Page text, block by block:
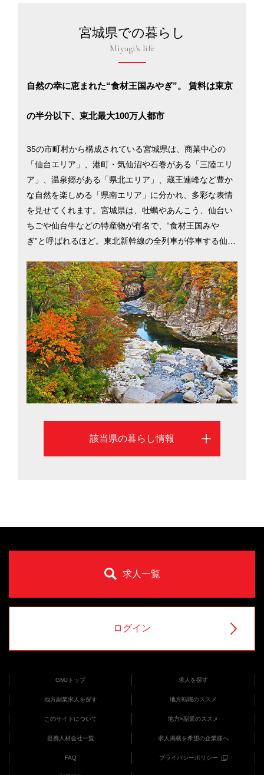
宮城県での暮らし
Miyagi's life
自然の幸に恵まれた“食材王国みやぎ”。 賃料は東京
の半分以下、東北最大100万人都市
35の市町村から構成されている宮城県は、商業中心の
「仙台エリア」、港町・気仙沼や石巻がある「三陸エリ
ア」、温泉郷がある「県北エリア」、蔵王連峰など豊か
な自然を楽しめる「県南エリア」に分かれ、多彩な表情
を見せてくれます。宮城県は、牡蠣やあんこう、仙台い
ちごや仙台牛などの特産物が有名で、“食材王国みや
ぎ”と呼ばれるほど。東北新幹線の全列車が停車する仙台
ら電車で約20分と、県外への交通アクセスは至便。土地
購入平均価格は東京の10分の1で賃料は約半分と、物価
が比較的安いのも特徴です。日々の暮らしに必要な機能
がコンパクトにまとまった100万人都市・仙台市を中心
に、宮城での暮らしを考える際に役立つ情報を掲載して
います。
該当県の暮らし情報
求人一覧
ログイン
GMJトップ 求人を探す
地方副業求人を探す 地方転職のススメ
このサイトについて 地方×副業のススメ
提携人材会社一覧 求人掲載を希望の企業様へ
FAQ プライバシーポリシー